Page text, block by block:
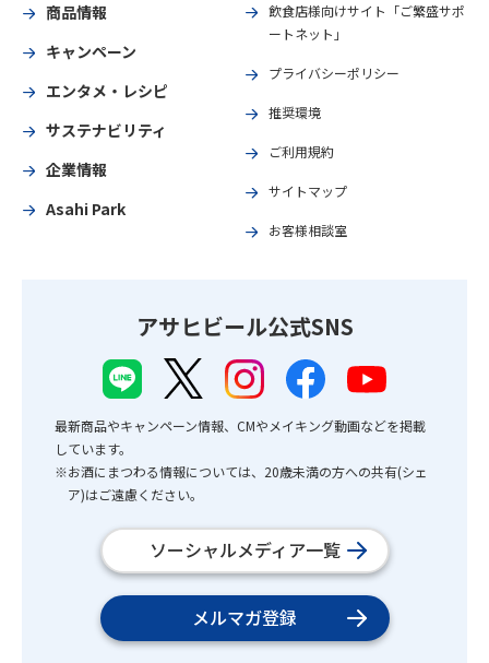
商品情報
キャンペーン
エンタメ・レシピ
サステナビリティ
企業情報
Asahi Park
飲食店様向けサイト「ご繁盛サポ
ートネット」
プライバシーポリシー
推奨環境
ご利用規約
サイトマップ
お客様相談室
アサヒビール公式SNS
最新商品やキャンペーン情報、CMやメイキング動画などを掲載
しています。
※お酒にまつわる情報については、20歳未満の方への共有(シェ
ア)はご遠慮ください。
ソーシャルメディア一覧
メルマガ登録